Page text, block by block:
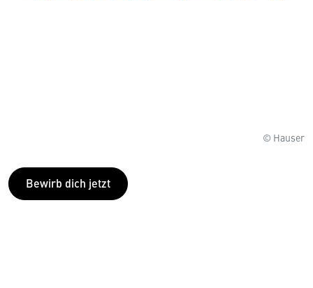
© Hauser
Bewirb dich jetzt